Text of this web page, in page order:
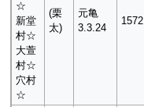
☆
新堂
村☆
大萱
村☆
穴村
☆
(栗
太)
元亀
3.3.24
1572